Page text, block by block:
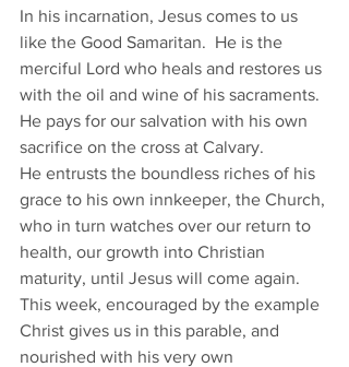
In his incarnation, Jesus comes to us
like the Good Samaritan.  He is the
merciful Lord who heals and restores us
with the oil and wine of his sacraments.
He pays for our salvation with his own
sacrifice on the cross at Calvary.
He entrusts the boundless riches of his
grace to his own innkeeper, the Church,
who in turn watches over our return to
health, our growth into Christian
maturity, until Jesus will come again.
This week, encouraged by the example
Christ gives us in this parable, and
nourished with his very own